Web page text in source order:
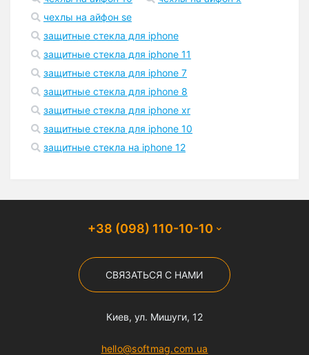
чехлы на айфон se
защитные стекла для iphone
защитные стекла для iphone 11
защитные стекла для iphone 7
защитные стекла для iphone 8
защитные стекла для iphone xr
защитные стекла для iphone 10
защитные стекла на iphone 12
+38 (098) 110-10-10
СВЯЗАТЬСЯ С НАМИ
Киев, ул. Мишуги, 12
hello@softmag.com.ua